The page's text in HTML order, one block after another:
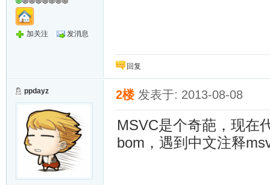
加关注 发消息
回复
ppdayz 2楼 发表于: 2013-08-08
MSVC是个奇葩，现在
bom，遇到中文注释